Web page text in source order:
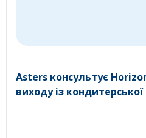
Asters консультує
виходу із